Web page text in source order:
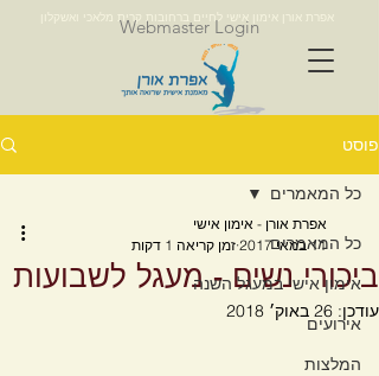
Webmaster Login
אפרת אורן אימון אישי לחיים ברחובות קרית מלאכי ואשקלון
פוסט
כל המאמרים
אימון אישי במעגל השנה
אירועים
המלצות
כל המאמרים
ביכורי נשים - מעגל לשבועות
אפרת אורן - אימון אישי
11 במאי 2017
זמן קריאה 1 דקות
עודכן: 26 באוק׳ 2018